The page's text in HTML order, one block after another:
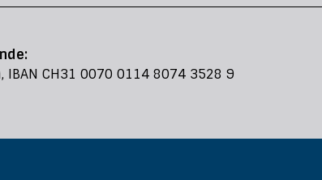
CH31 0070 0114 8074 3528 9